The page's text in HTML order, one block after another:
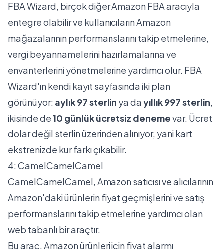
FBA Wizard, birçok diğer Amazon FBA aracıyla
entegre olabilir ve kullanıcıların Amazon
mağazalarının performanslarını takip etmelerine,
vergi beyannamelerini hazırlamalarına ve
envanterlerini yönetmelerine yardımcı olur. FBA
Wizard'ınkendi kayıt sayfasındaiki plan
görünüyor: aylık 97 sterlin ya dayıllık 997 sterlin,
ikisinde de10 günlük ücretsiz denemevar. Ücret
dolar değil sterlin üzerinden alınıyor, yani kart
ekstrenizde kur farkı çıkabilir.
4: CamelCamelCamel
CamelCamelCamel, Amazon satıcısı ve alıcılarının
Amazon'daki ürünlerin fiyat geçmişlerini ve satış
performanslarını takip etmelerine yardımcı olan
web tabanlı bir araçtır.
Bu araç, Amazon ürünleri için fiyat alarmı